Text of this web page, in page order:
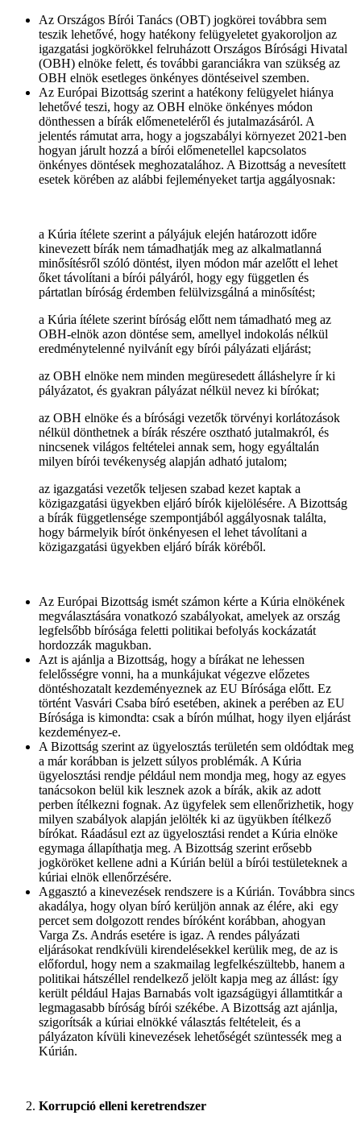
Az Országos Bírói Tanács (OBT) jogkörei továbbra sem
teszik lehetővé, hogy hatékony felügyeletet gyakoroljon az
igazgatási jogkörökkel felruházott Országos Bírósági Hivatal
(OBH) elnöke felett, és további garanciákra van szükség az
OBH elnök esetleges önkényes döntéseivel szemben.
Az Európai Bizottság szerint a hatékony felügyelet hiánya
lehetővé teszi, hogy az OBH elnöke önkényes módon
dönthessen a bírák előmeneteléről és jutalmazásáról. A
jelentés rámutat arra, hogy a jogszabályi környezet 2021-ben
hogyan járult hozzá a bírói előmenetellel kapcsolatos
önkényes döntések meghozatalához. A Bizottság a nevesített
esetek körében az alábbi fejleményeket tartja aggályosnak:
a Kúria ítélete szerint a pályájuk elején határozott időre
kinevezett bírák nem támadhatják meg az alkalmatlanná
minősítésről szóló döntést, ilyen módon már azelőtt el lehet
őket távolítani a bírói pályáról, hogy egy független és
pártatlan bíróság érdemben felülvizsgálná a minősítést;
a Kúria ítélete szerint bíróság előtt nem támadható meg az
OBH-elnök azon döntése sem, amellyel indokolás nélkül
eredménytelenné nyilvánít egy bírói pályázati eljárást;
az OBH elnöke nem minden megüresedett álláshelyre ír ki
pályázatot, és gyakran pályázat nélkül nevez ki bírókat;
az OBH elnöke és a bírósági vezetők törvényi korlátozások
nélkül dönthetnek a bírák részére osztható jutalmakról, és
nincsenek világos feltételei annak sem, hogy egyáltalán
milyen bírói tevékenység alapján adható jutalom;
az igazgatási vezetők teljesen szabad kezet kaptak a
közigazgatási ügyekben eljáró bírók kijelölésére. A Bizottság
a bírák függetlensége szempontjából aggályosnak találta,
hogy bármelyik bírót önkényesen el lehet távolítani a
közigazgatási ügyekben eljáró bírák köréből.
Az Európai Bizottság ismét számon kérte a Kúria elnökének
megválasztására vonatkozó szabályokat, amelyek az ország
legfelsőbb bírósága feletti politikai befolyás kockázatát
hordozzák magukban.
Azt is ajánlja a Bizottság, hogy a bírákat ne lehessen
felelősségre vonni, ha a munkájukat végezve előzetes
döntéshozatalt kezdeményeznek az EU Bírósága előtt. Ez
történt Vasvári Csaba bíró esetében, akinek a perében az EU
Bírósága is kimondta: csak a bírón múlhat, hogy ilyen eljárást
kezdeményez-e.
A Bizottság szerint az ügyelosztás területén sem oldódtak meg
a már korábban is jelzett súlyos problémák. A Kúria
ügyelosztási rendje például nem mondja meg, hogy az egyes
tanácsokon belül kik lesznek azok a bírák, akik az adott
perben ítélkezni fognak. Az ügyfelek sem ellenőrizhetik, hogy
milyen szabályok alapján jelölték ki az ügyükben ítélkező
bírókat. Ráadásul ezt az ügyelosztási rendet a Kúria elnöke
egymaga állapíthatja meg. A Bizottság szerint erősebb
jogköröket kellene adni a Kúrián belül a bírói testületeknek a
kúriai elnök ellenőrzésére.
Aggasztó a kinevezések rendszere is a Kúrián. Továbbra sincs
akadálya, hogy olyan bíró kerüljön annak az élére, aki egy
percet sem dolgozott rendes bíróként korábban, ahogyan
Varga Zs. András esetére is igaz. A rendes pályázati
eljárásokat rendkívüli kirendelésekkel kerülik meg, de az is
előfordul, hogy nem a szakmailag legfelkészültebb, hanem a
politikai hátszéllel rendelkező jelölt kapja meg az állást: így
került például Hajas Barnabás volt igazságügyi államtitkár a
legmagasabb bíróság bírói székébe. A Bizottság azt ajánlja,
szigorítsák a kúriai elnökké választás feltételeit, és a
pályázaton kívüli kinevezések lehetőségét szüntessék meg a
Kúrián.
Korrupció elleni keretrendszer